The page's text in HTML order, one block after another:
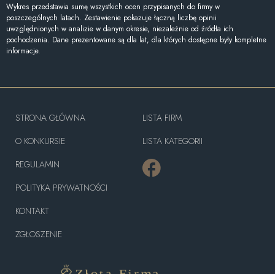
Wykres przedstawia sumę wszystkich ocen przypisanych do firmy w
poszczególnych latach. Zestawienie pokazuje łączną liczbę opinii
uwzględnionych w analizie w danym okresie, niezależnie od źródła ich
pochodzenia. Dane prezentowane są dla lat, dla których dostępne były kompletne
informacje.
STRONA GŁÓWNA
O KONKURSIE
REGULAMIN
POLITYKA PRYWATNOŚCI
KONTAKT
ZGŁOSZENIE
LISTA FIRM
LISTA KATEGORII